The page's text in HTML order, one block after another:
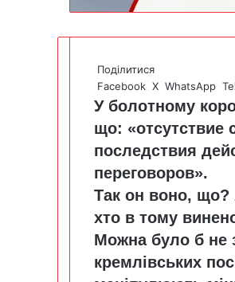
Поділитися
Facebook X WhatsApp
У болотному
що: «отсутствие
последствия
переговоров».
Так он воно, що?
хто в тому
Можна було б не
кремлівських